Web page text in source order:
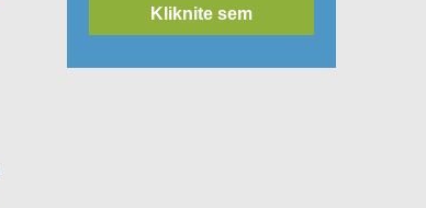
Kliknite sem